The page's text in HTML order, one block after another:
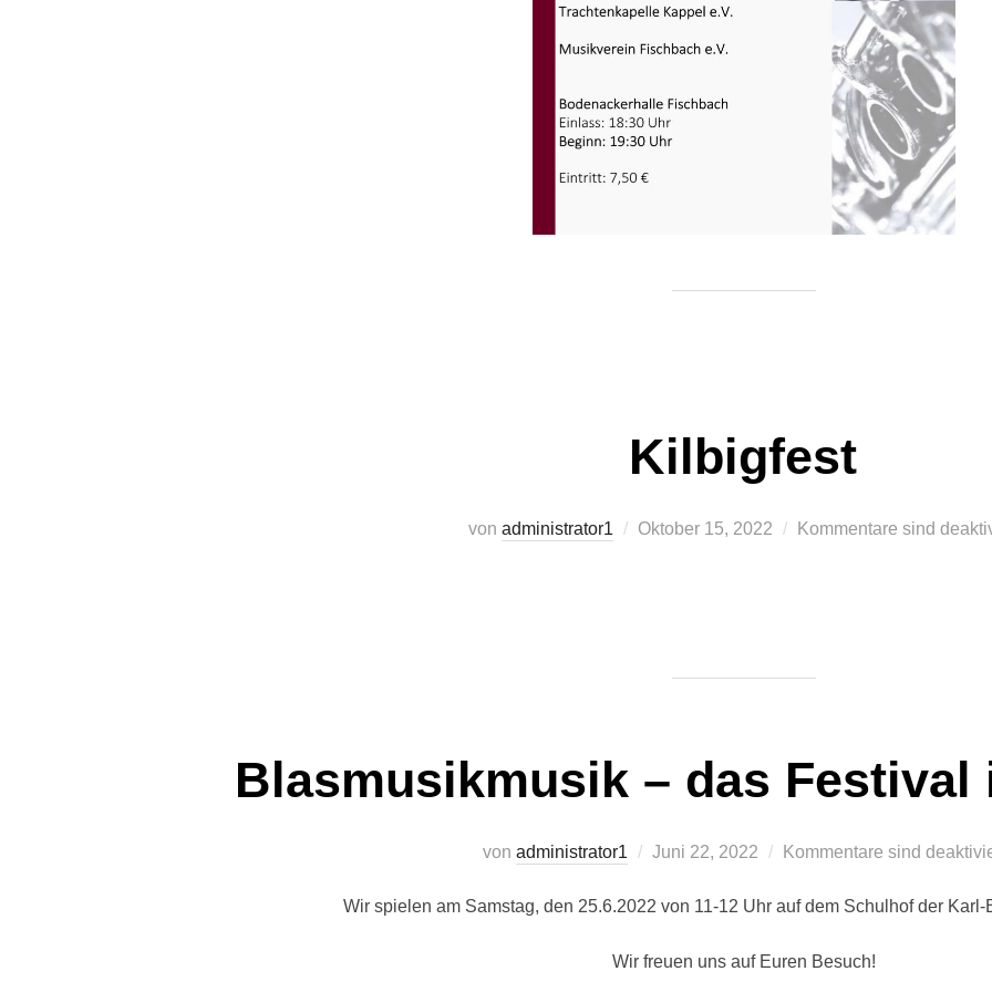
Kilbigfest
von administrator1
Veröffentlicht
Oktober 15, 2022 Kommentare sind
Blasmusikmusik – das Festival
von administrator1
Veröffentlicht
Juni 22, 2022 Kommentare sind
Wir spielen am Samstag, den 25.6.2022 von 11-12 Uhr auf dem Schulhof der
Wir freuen uns auf Euren Besuch!